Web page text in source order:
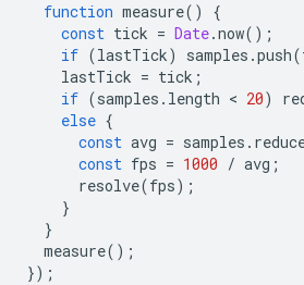
function measure()
{
const tick = Date.now();
if (lastTick) samples .push(
lastTick = tick ;
if (samples . length < 20)
else {
const avg = samples .
const fps = 1000 / avg ;
resolve(fps);
}
}
measure();
});